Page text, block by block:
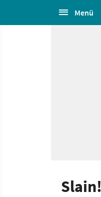
Menü
Slain!